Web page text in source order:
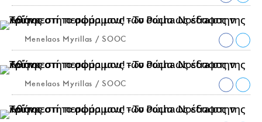
Menelaos Myrillas / SOOC
Menelaos Myrillas / SOOC